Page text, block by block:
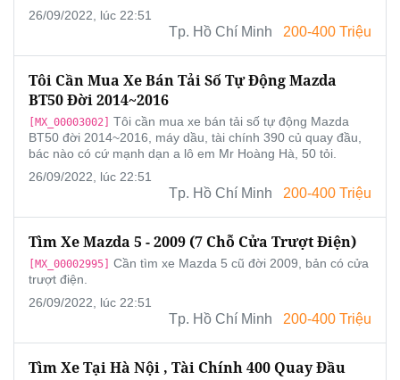
26/09/2022, lúc 22:51
Tp. Hồ Chí Minh 200-400 Triệu
Tôi Cần Mua Xe Bán Tải Số Tự Động Mazda
BT50 Đời 2014~2016
[MX_00003002] Tôi cần mua xe bán tải số tự động Mazda
BT50 đời 2014~2016, máy dầu, tài chính 390 củ quay đầu,
bác nào có cứ mạnh dạn a lô em Mr Hoàng Hà, 50 tỏi.
26/09/2022, lúc 22:51
Tp. Hồ Chí Minh 200-400 Triệu
Tìm Xe Mazda 5 - 2009 (7 Chỗ Cửa Trượt Điện)
[MX_00002995] Cần tìm xe Mazda 5 cũ đời 2009, bản có cửa
trượt điện.
26/09/2022, lúc 22:51
Tp. Hồ Chí Minh 200-400 Triệu
Tìm Xe Tại Hà Nội , Tài Chính 400 Quay Đầu